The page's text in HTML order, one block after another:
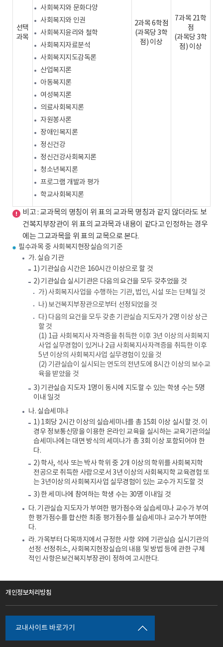
선택
과목
사회복지와 문화다양
사회복지와 인권
사회복지윤리와 철학
사회복지자료분석
사회복지지도감독론
산업복지론
아동복지론
여성복지론
의료사회복지론
자원봉사론
장애인복지론
정신건강
정신건강사회복지론
청소년복지론
프로그램 개발과 평가
학교사회복지론
2과목 6학점
(과목당 3학
점) 이상
7과목 21학
점
(과목당 3학
점) 이상
비고 : 교과목의 명칭이 위 표의 교과목 명칭과 같지 않더라도 보
건복지부장관이 위 표의 교과목과 내용이 같다고 인정하는 경우
에는 그교과목을 위 표의 교목으로 본다.
필수과목 중 사회복지현장실습의 기준
가. 실습 기관
1) 기관실습 시간은 160시간 이상으로 할 것
2) 기관실습 실시기관은 다음의 요건을 모두 갖추었을 것
가) 사회복지사업을 수행하는 기관, 법인, 시설 또는 단체일 것
나) 보건복지부장관으로부터 선정되었을 것
다) 다음의 요건을 모두 갖춘 기관실습 지도자가 2명 이상 상근
할 것
(1) 1급 사회복지사 자격증을 취득한 이후 3년 이상의 사회복지
사업 실무경험이 있거나 2급 사회복지사자격증을 취득한 이후
5년 이상의 사회복지사업 실무경험이 있을 것
(2) 기관실습이 실시되는 연도의 전년도에 8시간 이상의 보수교
육을 받았을 것
3) 기관실습 지도자 1명이 동시에 지도할 수 있는 학생 수는 5명
이내 일것
나. 실습세미나
1) 1회당 2시간 이상의 실습세미나를 총 15회 이상 실시할 것. 이
경우 정보통신망을 이용한 온라인 교육을 실시하는 교육기관의실
습세미나에는 대면 방식의 세미나가 총 3회 이상 포함되어야 한
다.
2) 학사, 석사 또는 박사 학위 중 2개 이상의 학위를 사회복지학
전공으로 취득한 사람으로서 3년 이상의 사회복지학 교육경험 또
는 3년이상의 사회복지사업 실무경험이 있는 교수가 지도할 것
3) 한 세미나에 참여하는 학생 수는 30명 이내일 것
다. 기관실습 지도자가 부여한 평가점수와 실습세미나 교수가 부여
한 평가점수를 합산한 최종 평가점수를 실습세미나 교수가 부여한
다.
라. 가목부터 다목까지에서 규정한 사항 외에 기관실습 실시기관의
선정·선정취소, 사회복지현장실습의 내용 및 방법 등에 관한 구체
적인 사항은보건복지부장관이 정하여 고시한다.
개인정보처리방침
교내사이트 바로가기